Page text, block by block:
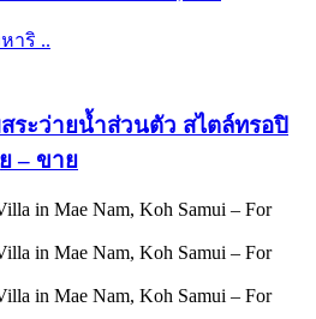
าริ ..
ระว่ายน้ำส่วนตัว สไตล์ทรอปิ
– ขาย